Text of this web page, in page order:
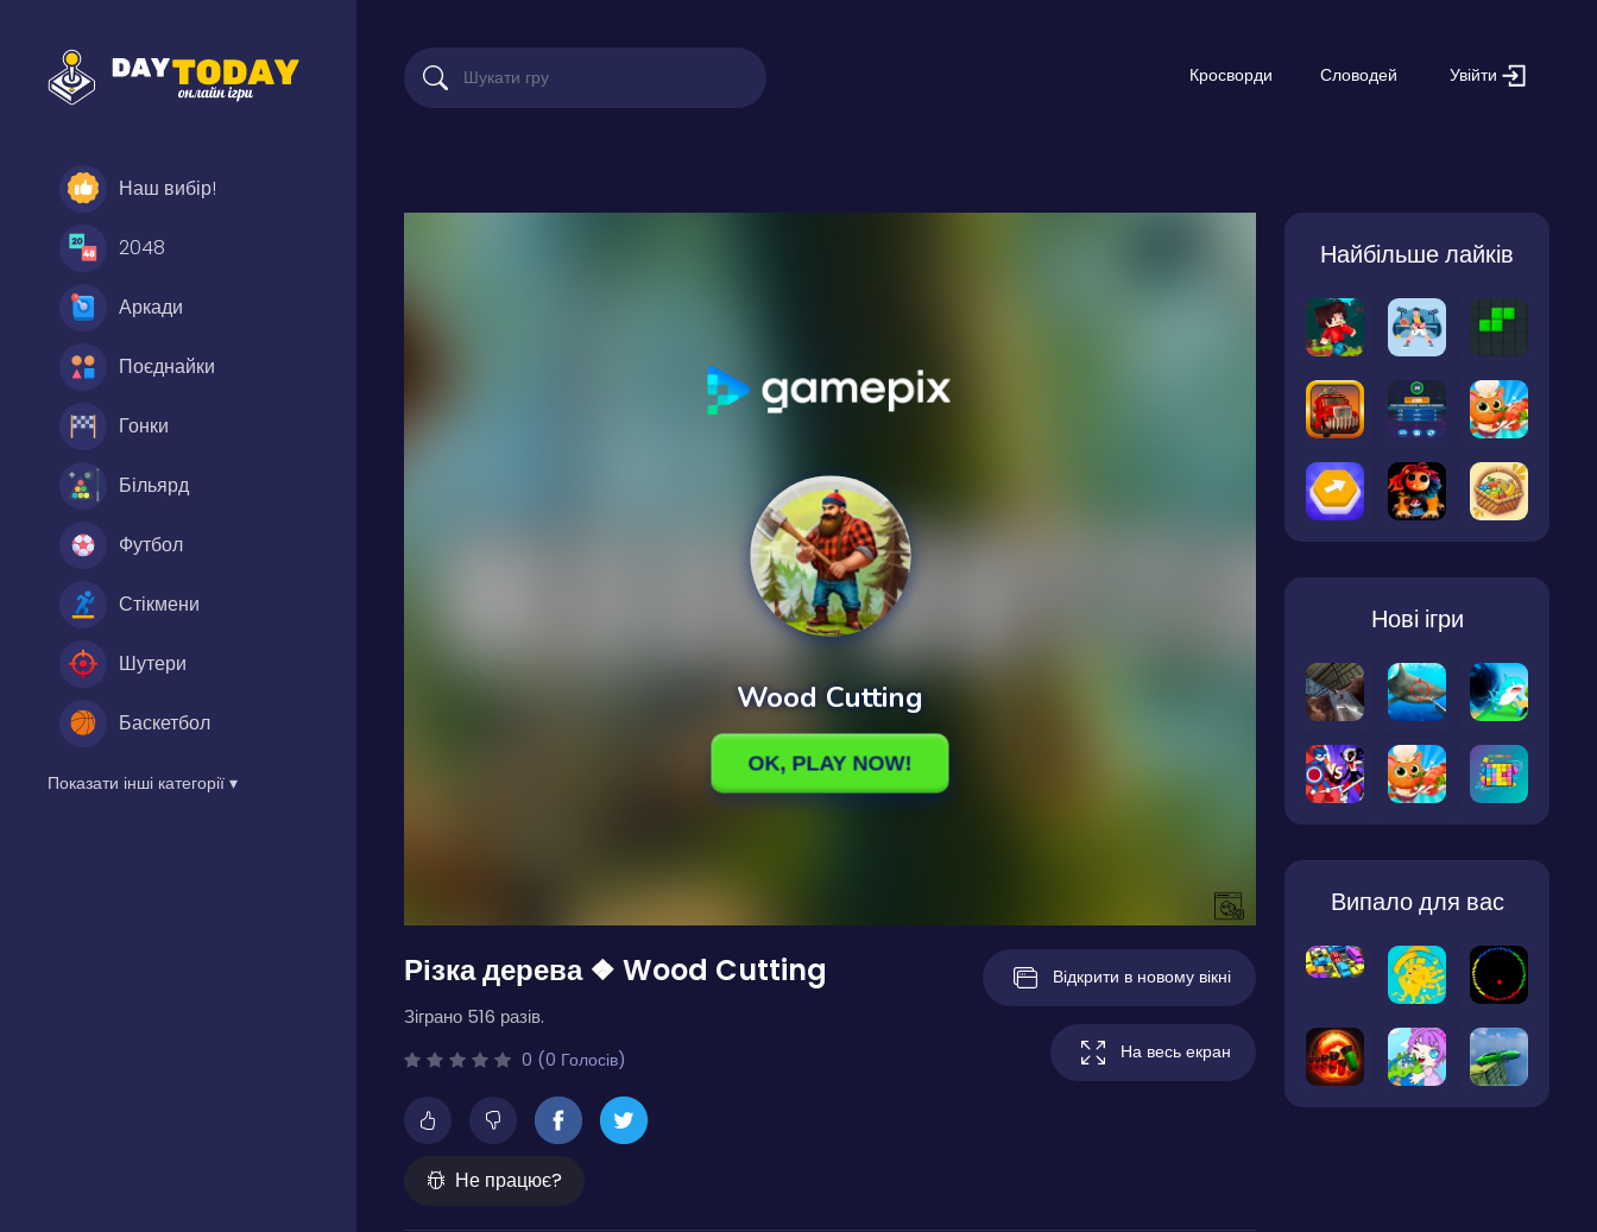
Наш вибір!
2048
Аркади
Поєднайки
Гонки
Більярд
Футбол
Стікмени
Шутери
Баскетбол
Показати інші категорії ▾
Кросворди Словодей Увійти
Різка дерева ❖ Wood Cutting
Зіграно 516 разів.
0 (0 Голосів)
Не працює?
Відкрити в новому вікні
На весь екран
Найбільше лайків
Нові ігри
Випало для вас